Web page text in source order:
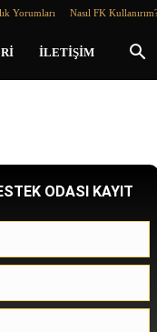
Yorumları Nasıl FK
İLETIŞIM
ODASI KAYIT